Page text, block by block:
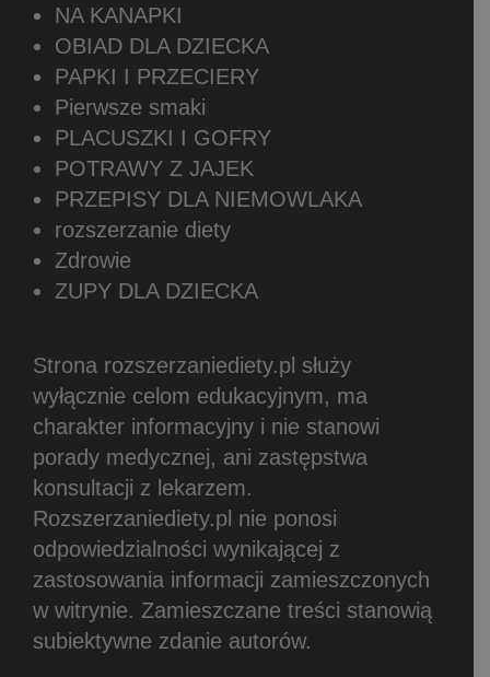
NA KANAPKI
OBIAD DLA DZIECKA
PAPKI I PRZECIERY
Pierwsze smaki
PLACUSZKI I GOFRY
POTRAWY Z JAJEK
PRZEPISY DLA NIEMOWLAKA
rozszerzanie diety
Zdrowie
ZUPY DLA DZIECKA
Strona rozszerzaniediety.pl służy
wyłącznie celom edukacyjnym, ma
charakter informacyjny i nie stanowi
porady medycznej, ani zastępstwa
konsultacji z lekarzem.
Rozszerzaniediety.pl nie ponosi
odpowiedzialności wynikającej z
zastosowania informacji zamieszczonych
w witrynie. Zamieszczane treści stanowią
subiektywne zdanie autorów.